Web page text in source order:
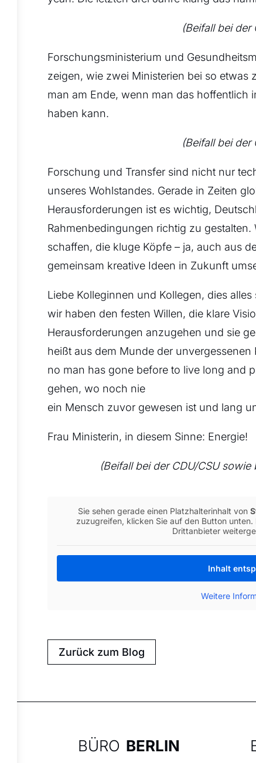
(Beifall bei der
Forschungsministerium und
zeigen, wie zwei Ministerien bei so etwas
man am Ende, wenn man das hoffentlich
haben kann.
(Beifall bei der
Forschung und Transfer sind nicht nur
unseres Wohlstandes. Gerade in Zeiten
Herausforderungen ist es wichtig,
Rahmenbedingungen richtig zu
schaffen, die kluge Köpfe – ja, auch aus
gemeinsam kreative Ideen in Zukunft
Liebe Kolleginnen und Kollegen, dies
wir haben den festen Willen, die klare
Herausforderungen anzugehen und sie
heißt aus dem Munde der
no man has gone before to live long and
gehen, wo noch nie
ein Mensch zuvor gewesen ist und lang
Frau Ministerin, in diesem Sinne: Energie!
(Beifall bei der CDU/CSU
Sie sehen gerade einen Platzhalterinhalt von
zuzugreifen, klicken Sie auf den Button
Drittanbieter
Inhalt
Weitere
Zurück zum Blog
BÜRO BERLIN